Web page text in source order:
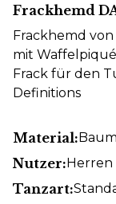
Frackhemd
Frackhemd
mit
Frack für den
Definitions
Material:
Nutzer:Herren
Tanzart: